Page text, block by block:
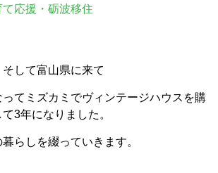
て応援・砺波移住
して富山県に来て
てミズカミでヴィンテージハウスを購
3年になりました。
らしを綴っていきます。